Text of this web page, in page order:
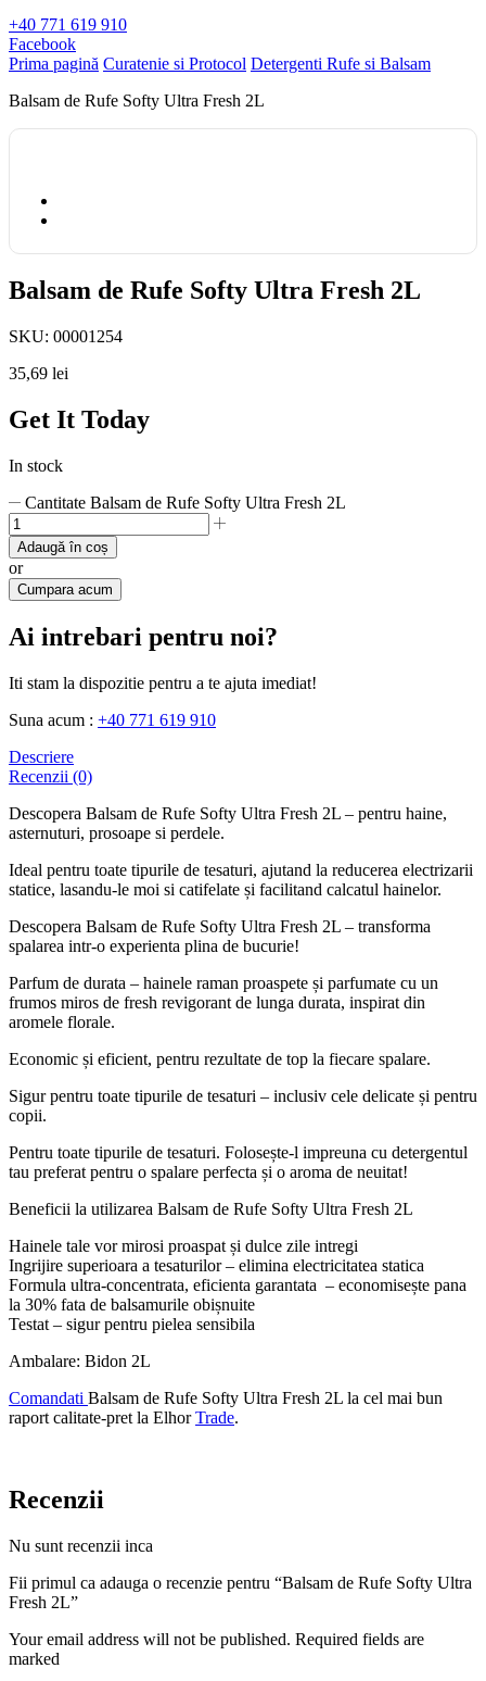
+40 771 619 910
Facebook
Prima pagină Curatenie si Protocol Detergenti Rufe si Balsam
Balsam de Rufe Softy Ultra Fresh 2L
Balsam de Rufe Softy Ultra Fresh 2L
SKU: 00001254
35,69 lei
Get It Today
In stock
Cantitate Balsam de Rufe Softy Ultra Fresh 2L
Adaugă în coș
or
Cumpara acum
Ai intrebari pentru noi?
Iti stam la dispozitie pentru a te ajuta imediat!
Suna acum : +40 771 619 910
Descriere
Recenzii (0)
Descopera Balsam de Rufe Softy Ultra Fresh 2L – pentru haine,
asternuturi, prosoape si perdele.
Ideal pentru toate tipurile de tesaturi, ajutand la reducerea electrizarii
statice, lasandu-le moi si catifelate și facilitand calcatul hainelor.
Descopera Balsam de Rufe Softy Ultra Fresh 2L – transforma
spalarea intr-o experienta plina de bucurie!
Parfum de durata – hainele raman proaspete și parfumate cu un
frumos miros de fresh revigorant de lunga durata, inspirat din
aromele florale.
Economic și eficient, pentru rezultate de top la fiecare spalare.
Sigur pentru toate tipurile de tesaturi – inclusiv cele delicate și pentru
copii.
Pentru toate tipurile de tesaturi. Folosește-l impreuna cu detergentul
tau preferat pentru o spalare perfecta și o aroma de neuitat!
Beneficii la utilizarea Balsam de Rufe Softy Ultra Fresh 2L
Hainele tale vor mirosi proaspat și dulce zile intregi
Ingrijire superioara a tesaturilor – elimina electricitatea statica
Formula ultra-concentrata, eficienta garantata – economisește pana
la 30% fata de balsamurile obișnuite
Testat – sigur pentru pielea sensibila
Ambalare: Bidon 2L
Comandati Balsam de Rufe Softy Ultra Fresh 2L la cel mai bun
raport calitate-pret la ElhorTrade.
Recenzii
Nu sunt recenzii inca
Fii primul ca adauga o recenzie pentru “Balsam de Rufe Softy Ultra
Fresh 2L”
Your email address will not be published. Required fields are
marked